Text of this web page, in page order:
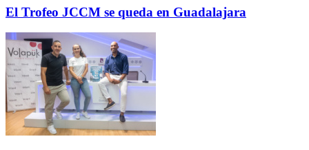
El Trofeo JCCM se queda en Guadalajara